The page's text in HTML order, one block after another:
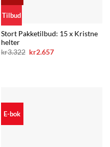
Tilbud
Stort Pakketilbud: 15 x Kristne
helter
kr3.322 Opprinnelig
kr2.657Nåværende
E-bok